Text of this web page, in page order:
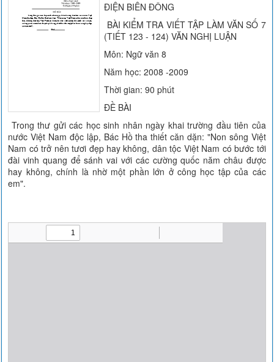
ĐIỆN BIÊN ĐÔNG
BÀI KIỂM TRA VIẾT TẬP LÀM VĂN SỐ 7
(TIẾT 123 - 124) VĂN NGHỊ LUẬN
Môn: Ngữ văn 8
Năm học: 2008 -2009
Thời gian: 90 phút
ĐỀ BÀI
Trong thư gửi các học sinh nhân ngày khai trường đầu tiên của
nước Việt Nam độc lập, Bác Hồ tha thiết căn dặn: "Non sông Việt
Nam có trở nên tươi đẹp hay không, dân tộc Việt Nam có bước tới
đài vinh quang để sánh vai với các cường quốc năm châu được
hay không, chính là nhờ một phần lớn ở công học tập của các
em".